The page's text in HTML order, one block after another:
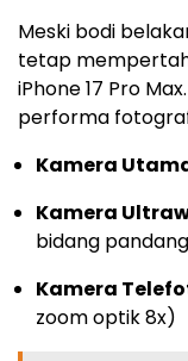
Meski bodi
tetap
iPhone 17 Pro
performa
Kamera
Kamera
bidang
Kamera
zoom optik 8x)